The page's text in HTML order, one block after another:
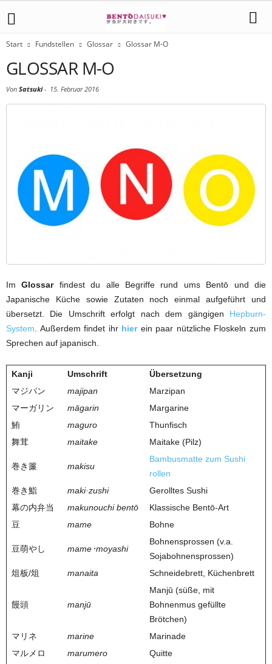
Start Fundstellen Glossar Glossar M-O
GLOSSAR M-O
Von Satsuki- 15. Februar 2016
ImGlossarfindest du alle Begriffe rund ums Bentō und die
Japanische Küche sowie Zutaten noch einmal aufgeführt und
übersetzt. Die Umschrift erfolgt nach dem gängigen Hepburn-
System . Außerdem findet ihr hierein paar nützliche Floskeln zum
Sprechen auf japanisch.
Kanji Umschrift
Übersetzung
マジパン
majipan
Marzipan
マーガリン
māgarin
Margarine
鮪
maguro
Thunfisch
舞茸
maitake Maitake (Pilz)
巻き簾 makisu
Bambusmatte zum Sushi
rollen
巻き鮨
maki·zushi
Gerolltes Sushi
幕の内弁当
makunouchi bentō
Klassische Bentō-Art
豆
mame Bohne
豆萌やし mame･moyashi
Bohnensprossen (v.a.
Sojabohnensprossen)
俎板/俎
manaita Schneidebrett, Küchenbrett
饅頭 manjū
Manjū (süße, mit
Bohnenmus gefüllte
Brötchen)
マリネ
marine
Marinade
マルメロ
marumero
Quitte